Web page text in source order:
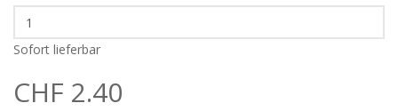
Sofort lieferbar
CHF 2.40